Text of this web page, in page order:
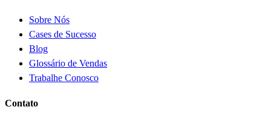
Sobre Nós
Cases de Sucesso
Blog
Glossário de Vendas
Trabalhe Conosco
Contato